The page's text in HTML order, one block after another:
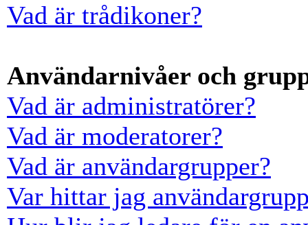
Vad är trådikoner?
Användarnivåer och
Vad är administratörer?
Vad är moderatorer?
Vad är användargrupper?
Var hittar jag